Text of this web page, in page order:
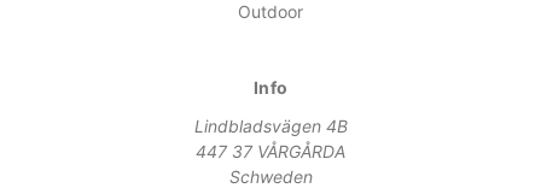
Outdoor
Info
Lindbladsvägen 4B
447 37 VÅRGÅRDA
Schweden